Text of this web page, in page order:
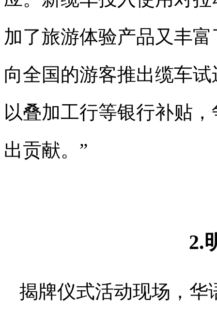
加了旅游体验产品又丰
向全国的游客推出缆车
以叠加工行等银行补贴
出贡献。”
2.
揭牌仪式活动现场，华